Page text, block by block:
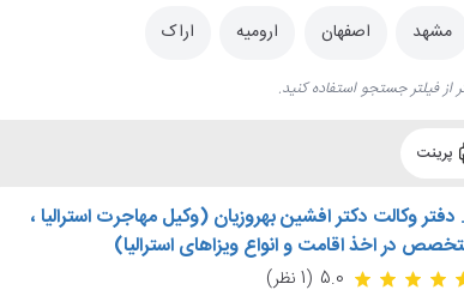
مشهد اصفهان ارومیه اراک
فیلتر جستجو استفاده کنید.
دفتر وکالت دکتر افشین بهروزیان (وکیل مهاجرت استرالیا ،
در اخذ اقامت و انواع ویزاهای استرالیا)
5.0 (1 نظر)